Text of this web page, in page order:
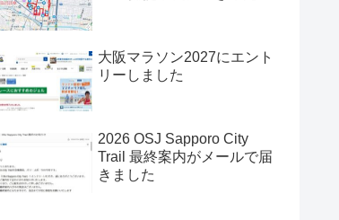
大阪マラソン2027にエント
リーしました
2026 OSJ Sapporo City
Trail 最終案内がメールで届
きました